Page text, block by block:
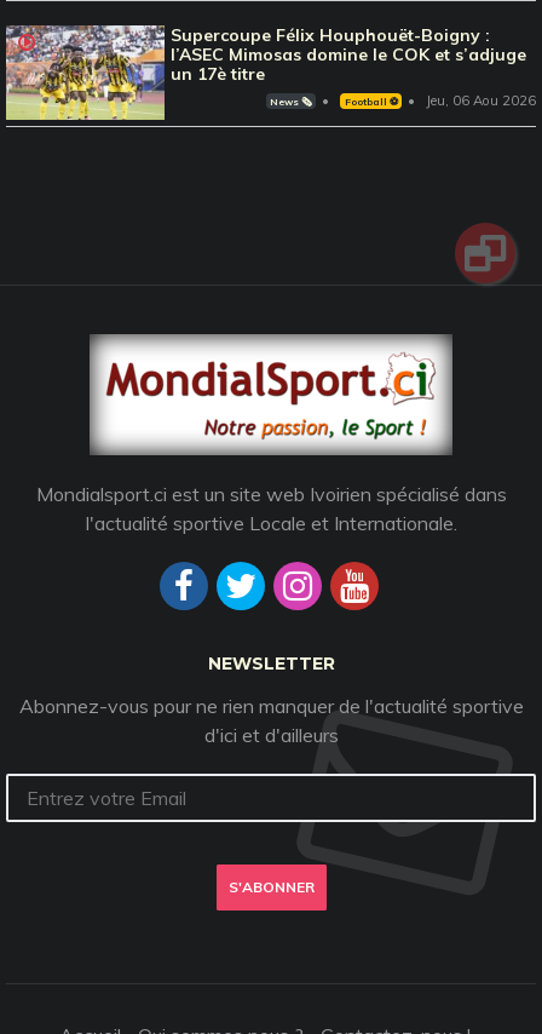
Supercoupe Félix Houphouët-Boigny :
l’ASEC Mimosas domine le COK et s’adjuge
un 17è titre
News 🗞️ Football ⚽️ Jeu, 06 Aou 2026
Mondialsport.ci est un site web Ivoirien spécialisé dans
l'actualité sportive Locale et Internationale.
NEWSLETTER
Abonnez-vous pour ne rien manquer de l'actualité sportive
d'ici et d'ailleurs
S'ABONNER